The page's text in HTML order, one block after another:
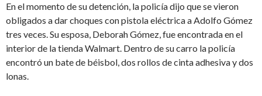
En el momento de su detención, la policía dijo que se vieron
obligados a dar choques con pistola eléctrica a Adolfo Gómez
tres veces. Su esposa, Deborah Gómez, fue encontrada en el
interior de la tienda Walmart. Dentro de su carro la policía
encontró un bate de béisbol, dos rollos de cinta adhesiva y dos
lonas.